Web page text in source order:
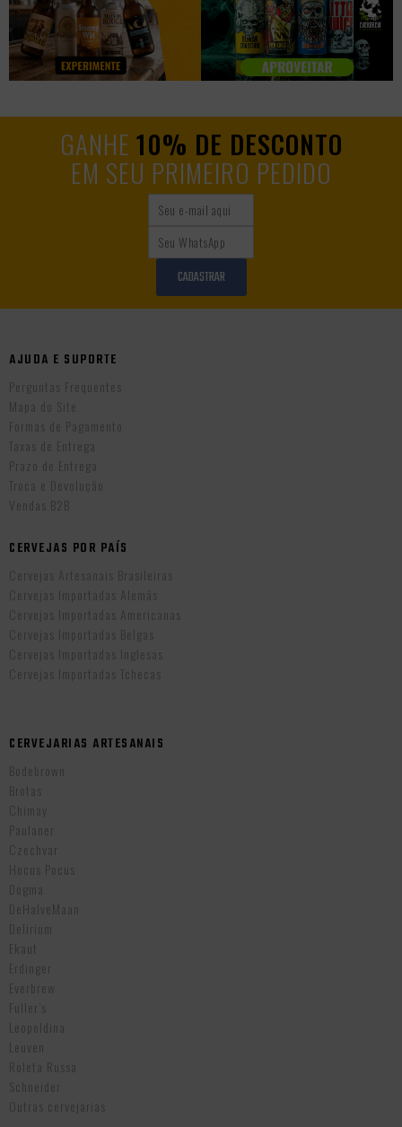
GANHE 10% DE DESCONTO
EM SEU PRIMEIRO PEDIDO
CADASTRAR
AJUDA E SUPORTE
Perguntas Frequentes
Mapa do Site
Formas de Pagamento
Taxas de Entrega
Prazo de Entrega
Troca e Devolução
Vendas B2B
CERVEJAS POR PAÍS
Cervejas Artesanais Brasileiras
Cervejas Importadas Alemãs
Cervejas Importadas Americanas
Cervejas Importadas Belgas
Cervejas Importadas Inglesas
Cervejas Importadas Tchecas
CERVEJARIAS ARTESANAIS
Bodebrown
Brotas
Chimay
Paulaner
Czechvar
Hocus Pocus
Dogma
DeHalveMaan
Delirium
Ekaut
Erdinger
Everbrew
Fuller’s
Leopoldina
Leuven
Roleta Russa
Schneider
Outras cervejarias